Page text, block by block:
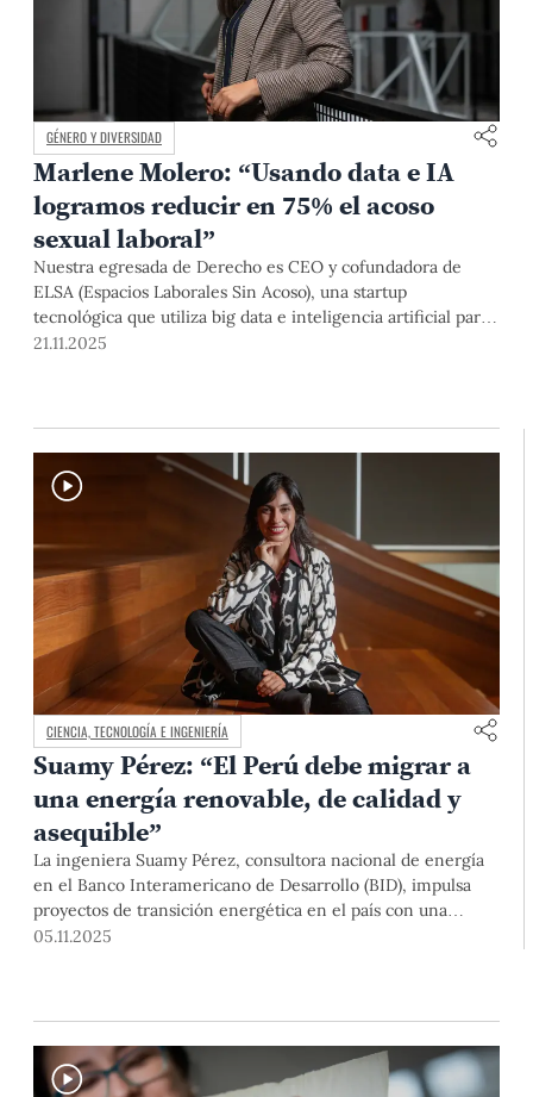
GÉNERO Y DIVERSIDAD
Marlene Molero: “Usando data e IA
logramos reducir en 75% el acoso
sexual laboral”
Nuestra egresada de Derecho es CEO y cofundadora de
ELSA (Espacios Laborales Sin Acoso), una startup
tecnológica que utiliza big data e inteligencia artificial para
prevenir el acoso sexual en el trabajo. Su metodología,
21.11.2025
CIENCIA, TECNOLOGÍA E INGENIERÍA
Suamy Pérez: “El Perú debe migrar a
una energía renovable, de calidad y
asequible”
La ingeniera Suamy Pérez, consultora nacional de energía
en el Banco Interamericano de Desarrollo (BID), impulsa
proyectos de transición energética en el país con una
mirada técnica, social y humana. Con una beca Chevening,
05.11.2025